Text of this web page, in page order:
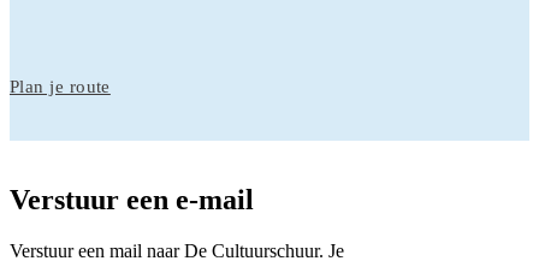
Plan je route
Verstuur een e-mail
Verstuur een mail naar De Cultuurschuur. Je